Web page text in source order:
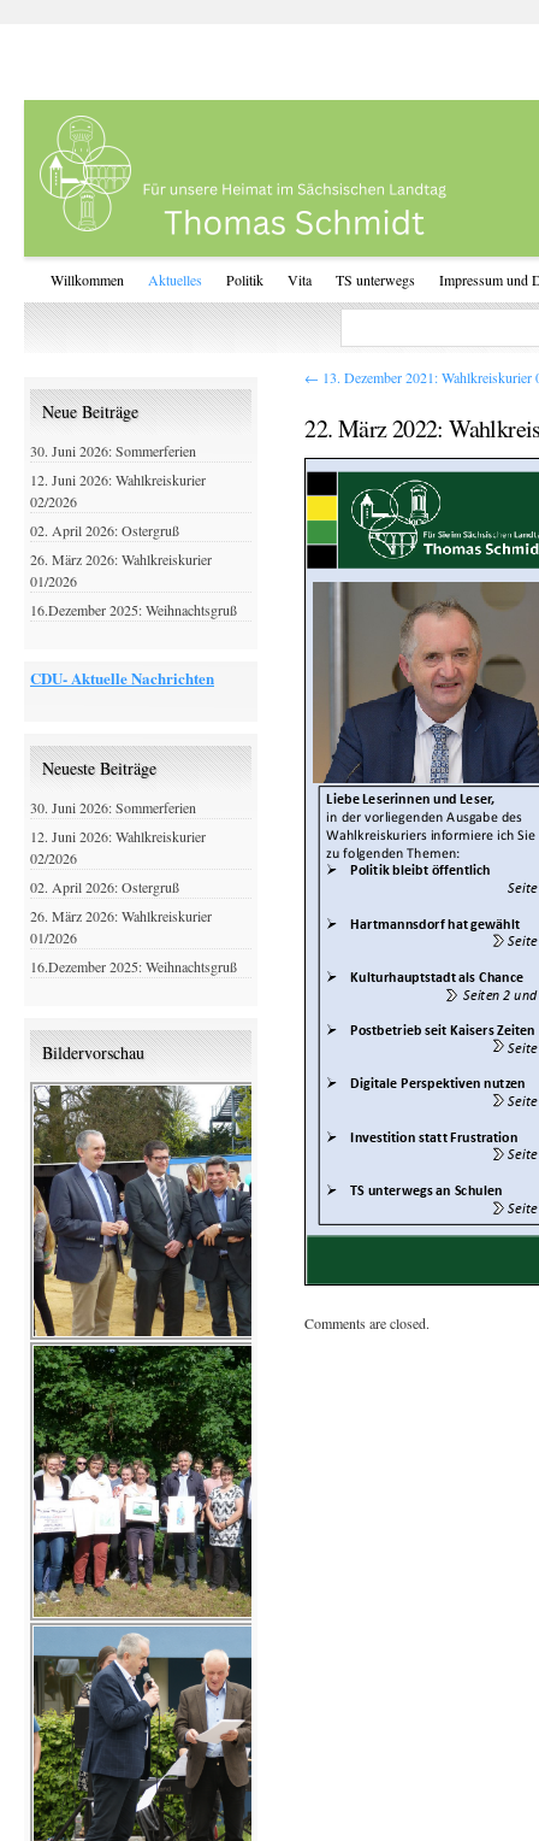
Willkommen Aktuelles Politik Vita TS unterwegs Impressum und
← 13. Dezember 2021: Wahlkreiskurier
22. März 2022:
Comments are closed.
Neue Beiträge
30. Juni 2026: Sommerferien
12. Juni 2026: Wahlkreiskurier
02/2026
02. April 2026: Ostergruß
26. März 2026: Wahlkreiskurier
01/2026
16.Dezember 2025: Weihnachtsgruß
CDU- Aktuelle Nachrichten
Neueste Beiträge
30. Juni 2026: Sommerferien
12. Juni 2026: Wahlkreiskurier
02/2026
02. April 2026: Ostergruß
26. März 2026: Wahlkreiskurier
01/2026
16.Dezember 2025: Weihnachtsgruß
Bildervorschau